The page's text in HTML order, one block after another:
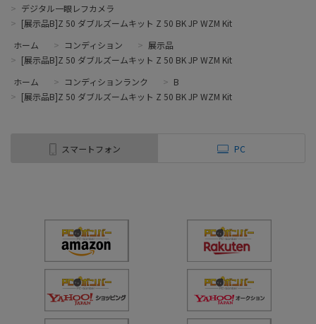
> デジタル一眼レフカメラ
> [展示品B]Z 50 ダブルズームキット Z 50 BK JP WZM Kit
ホーム
> コンディション > 展示品
> [展示品B]Z 50 ダブルズームキット Z 50 BK JP WZM Kit
ホーム
> コンディションランク > B
> [展示品B]Z 50 ダブルズームキット Z 50 BK JP WZM Kit
スマートフォン PC